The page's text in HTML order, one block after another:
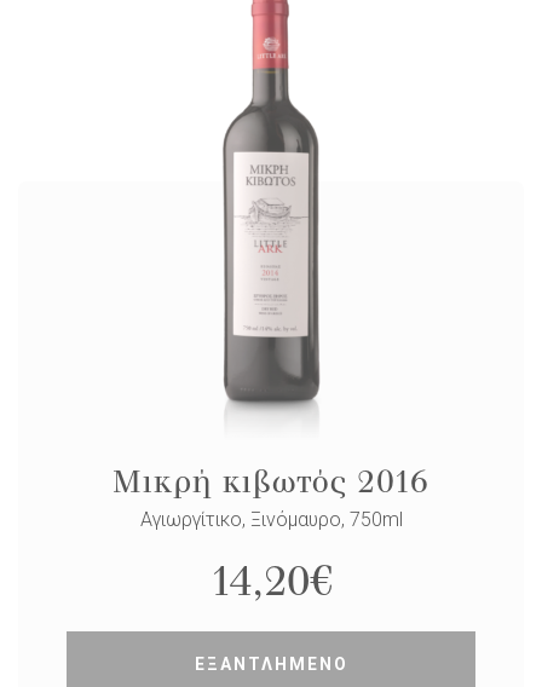
Μικρή κιβωτός 2016
Αγιωργίτικο, Ξινόμαυρο, 750ml
14,20€
ΕΞΑΝΤΛΗΜΕΝΟ